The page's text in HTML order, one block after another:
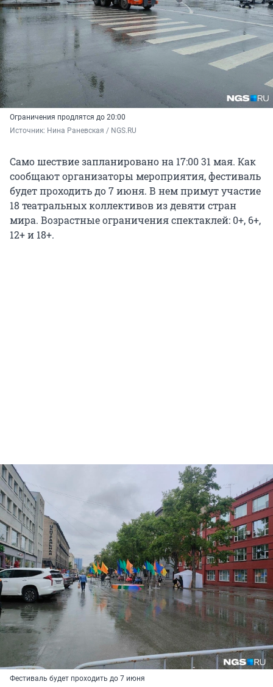
Ограничения продлятся до 20:00
Источник: Нина Раневская / NGS.RU
Само шествие запланировано на 17:00 31 мая. Как
сообщают организаторы мероприятия, фестиваль
будет проходить до 7 июня. В нем примут участие
18 театральныхколлективов из девяти стран
мира. Возрастные ограничения спектаклей: 0+, 6+,
12+ и 18+.
Фестиваль будет проходить до 7 июня